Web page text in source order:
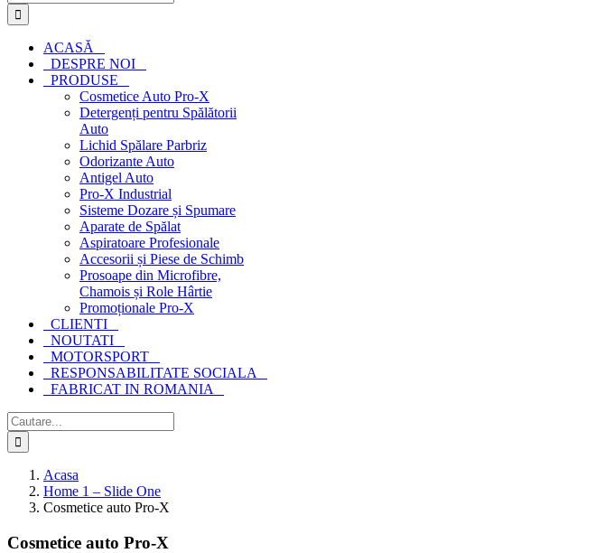
ACASĂ
DESPRE NOI
PRODUSE
Cosmetice Auto Pro-X
Detergenți pentru Spălătorii
Auto
Lichid Spălare Parbriz
Odorizante Auto
Antigel Auto
Pro-X Industrial
Sisteme Dozare și Spumare
Aparate de Spălat
Aspiratoare Profesionale
Accesorii și Piese de Schimb
Prosoape din Microfibre,
Chamois și Role Hârtie
Promoționale Pro-X
CLIENTI
NOUTATI
MOTORSPORT
RESPONSABILITATE SOCIALA
FABRICAT IN ROMANIA
Cautare...
Acasa
Home 1 – Slide One
Cosmetice auto Pro-X
Cosmetice auto Pro-X